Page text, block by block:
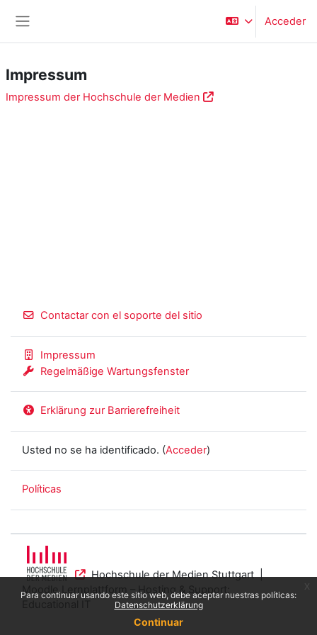
Para continuar usando este sitio web, debe aceptar nuestras políticas:
Datenschutzerklärung
Continuar
Acceder
Impressum
Impressum der Hochschule der Medien
Contactar con el soporte del sitio
Impressum
Regelmäßige Wartungsfenster
Erklärung zur Barrierefreiheit
Usted no se ha identificado. (Acceder)
Políticas
Hochschule der Medien Stuttgart |
Moodle Lernplattform – Hosting & Support: